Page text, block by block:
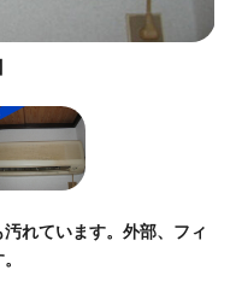
れています。外部、フィ